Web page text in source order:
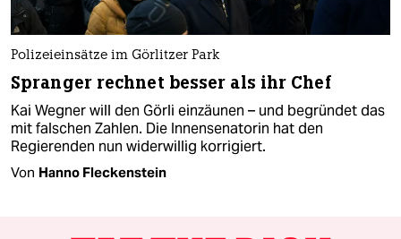
Polizeieinsätze im Görlitzer Park
Spranger rechnet besser als ihr Chef
Kai Wegner will den Görli einzäunen – und begründet das
mit falschen Zahlen. Die Innensenatorin hat den
Regierenden nun widerwillig korrigiert.
Von Hanno Fleckenstein